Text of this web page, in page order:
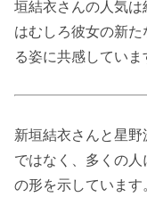
垣結衣さんの人気
はむしろ彼女の新
る姿に共感していま
新垣結衣さんと星
ではなく、多くの
の形を示しています。